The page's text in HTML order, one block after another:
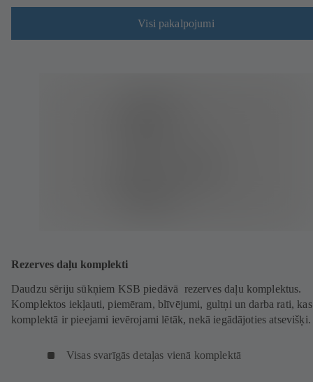
Visi pakalpojumi
Rezerves daļu komplekti
Daudzu sēriju sūkņiem KSB piedāvā rezerves daļu komplektus.
Komplektos iekļauti, piemēram, blīvējumi, gultņi un darba rati, kas
komplektā ir pieejami ievērojami lētāk, nekā iegādājoties atsevišķi.
Visas svarīgās detaļas vienā komplektā